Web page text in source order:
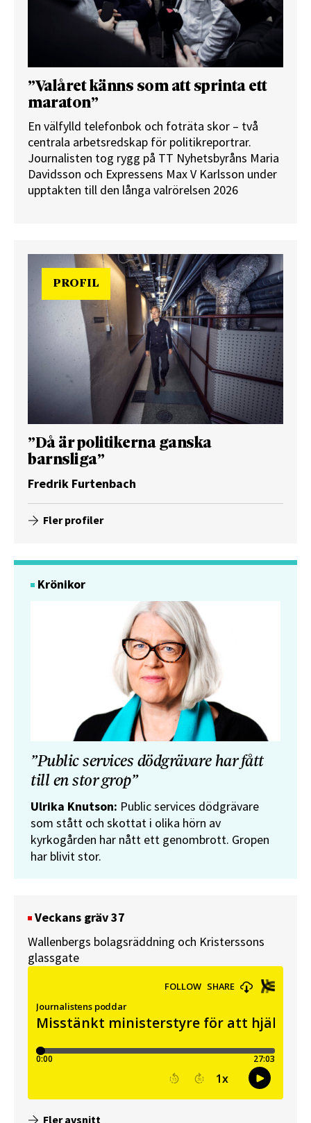
”Valåret känns som att sprinta ett
maraton”
En välfylld telefonbok och foträta skor – två
centrala arbetsredskap för politikreportrar.
Journalisten tog rygg på TT Nyhetsbyråns Maria
Davidsson och Expressens Max V Karlsson under
upptakten till den långa valrörelsen 2026
PROFIL
”Då är politikerna ganska
barnsliga”
Fredrik Furtenbach
Fler profiler
Krönikor
”Public services dödgrävare har fått
till en stor grop”
Ulrika Knutson: Public services dödgrävare
som stått och skottat i olika hörn av
kyrkogården har nått ett genombrott. Gropen
har blivit stor.
Veckans gräv 37
Wallenbergs bolagsräddning och Kristerssons
glassgate